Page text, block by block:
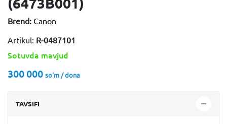
(6473B001)
Brend: Canon
Artikul: R-0487101
Sotuvda mavjud
300 000 so'm / dona
TAVSIFI